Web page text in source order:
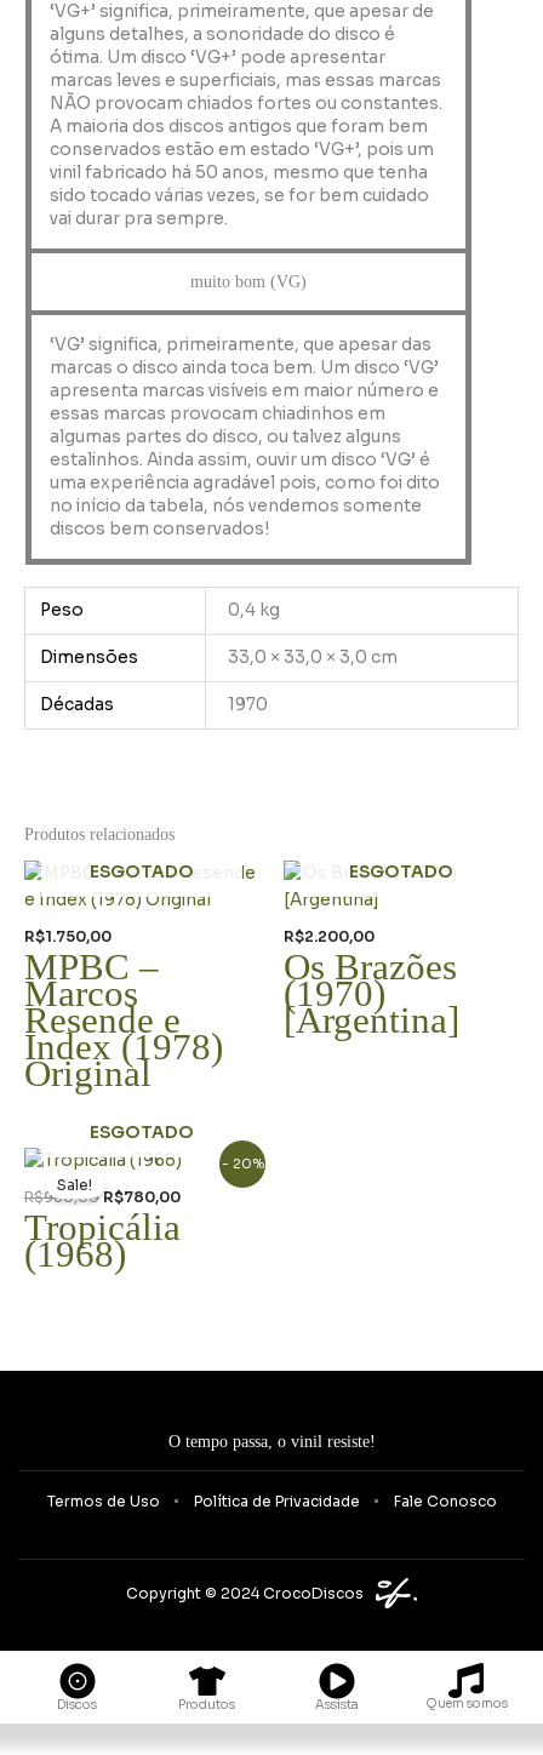
‘VG+’ significa, primeiramente, que apesar de
alguns detalhes, a sonoridade do disco é
ótima. Um disco ‘VG+’ pode apresentar
marcas leves e superficiais, mas essas marcas
NÃO provocam chiados fortes ou constantes.
A maioria dos discos antigos que foram bem
conservados estão em estado ‘VG+’, pois um
vinil fabricado há 50 anos, mesmo que tenha
sido tocado várias vezes, se for bem cuidado
vai durar pra sempre.
muito bom (VG)
‘VG’ significa, primeiramente, que apesar das
marcas o disco ainda toca bem. Um disco ‘VG’
apresenta marcas visíveis em maior número e
essas marcas provocam chiadinhos em
algumas partes do disco, ou talvez alguns
estalinhos. Ainda assim, ouvir um disco ‘VG’ é
uma experiência agradável pois, como foi dito
no início da tabela, nós vendemos somente
discos bem conservados!
Peso 0,4 kg
Dimensões 33,0 × 33,0 × 3,0 cm
Décadas 1970
Produtos relacionados
ESGOTADO
R$1.750,00
MPBC –
Marcos
Resende e
Index (1978)
Original
ESGOTADO
R$2.200,00
Os Brazões
(1970)
[Argentina]
- 20%
ESGOTADO
Sale!
R$980,00
O
preço
original
era:
R$980,00.
R$780,00
O
preço
atual
Tropicália
(1968)
O tempo passa, o vinil resiste!
Termos de Uso Política de Privacidade Fale Conosco
Copyright © 2024 CrocoDiscos
Discos Produtos Assista Quem somos